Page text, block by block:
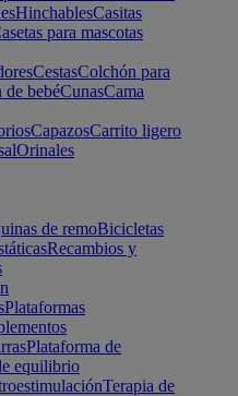
HinchablesCasitas
para mascotas
CestasColchón para
de bebéCunasCama
CapazosCarrito ligero
Orinales
de remoBicicletas
Recambios y
Plataformas
Plataforma de
equilibrio
Terapia de